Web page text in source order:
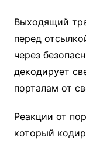
Выходящий
перед
через
декодирует
порталам от
Реакции от
который